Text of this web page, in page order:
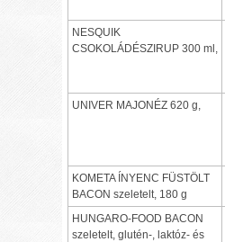
NESQUIK
CSOKOLÁDÉSZIRUP 300 ml,
UNIVER MAJONÉZ 620 g,
KOMETA ÍNYENC FÜSTÖLT
BACON szeletelt, 180 g
HUNGARO-FOOD BACON
szeletelt, glutén-, laktóz- és